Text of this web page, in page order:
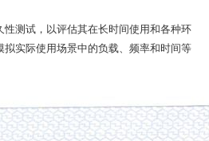
测试，以评估其在长时间使用和各种环
实际使用场景中的负载、频率和时间等